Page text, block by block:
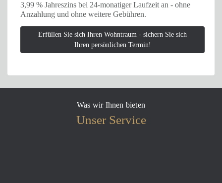
3,99 % Jahreszins bei 24-monatiger Laufzeit an - ohne
Anzahlung und ohne weitere Gebühren.
Erfüllen Sie sich Ihren Wohntraum - sichern Sie sich
Ihren persönlichen Termin!
Was wir Ihnen bieten
Unser Service